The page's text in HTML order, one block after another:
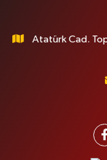
Atatürk Cad.